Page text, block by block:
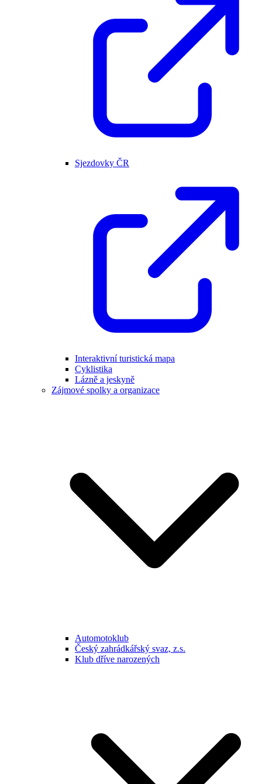
Sjezdovky ČR
Interaktivní turistická mapa
Cyklistika
Lázně a jeskyně
Zájmové spolky a organizace
Automotoklub
Český zahrádkářský svaz, z.s.
Klub dříve narozených